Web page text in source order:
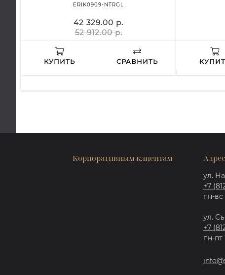
ERIK0909-NTRGL
42 329.00 р.
52 912.00 р.
КУПИТЬ СРАВНИТЬ
Корпоративным клиентам
ул.
+7
пн-вс
ул.
+7
пн-пт